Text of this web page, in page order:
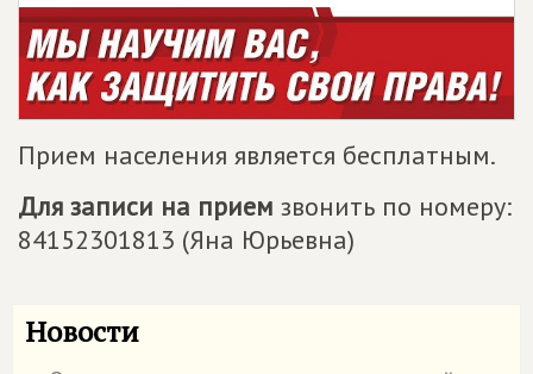
Прием населения является бесплатным.
Для записи на прием звонить по номеру:
84152301813 (Яна Юрьевна)
Новости